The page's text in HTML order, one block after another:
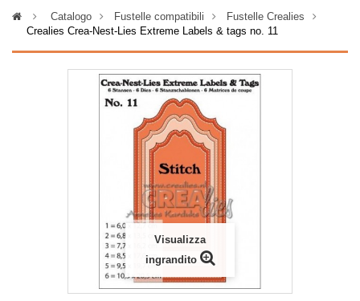
> Catalogo > Fustelle compatibili >
Fustelle Crealies
Crealies Crea-Nest-Lies Extreme Labels & tags no. 11
Visualizza
ingrandito